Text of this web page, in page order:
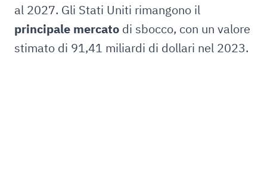
al 2027. Gli Stati Uniti rimangono il
principale mercato di sbocco, con un valore
stimato di 91,41 miliardi di dollari nel 2023.